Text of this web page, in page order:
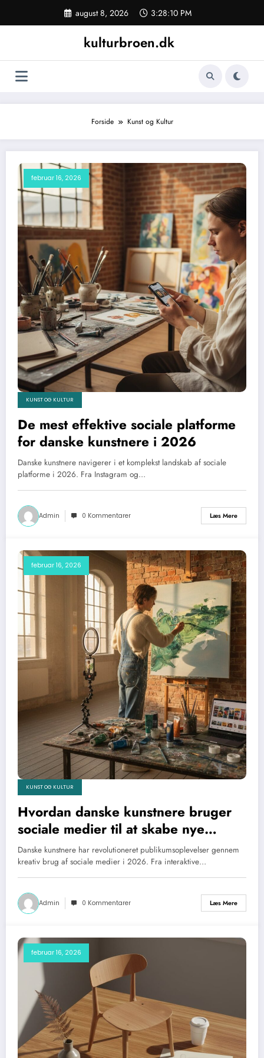
indhold
august 8, 2026 3:28:11 PM
kulturbroen.dk
Forside Kunst og Kultur
februar 16, 2026
KUNST OG KULTUR
De mest effektive sociale platforme
for danske kunstnere i 2026
Danske kunstnere navigerer i et komplekst landskab af sociale
platforme i 2026. Fra Instagram og…
Admin 0 Kommentarer Læs Mere
februar 16, 2026
KUNST OG KULTUR
Hvordan danske kunstnere bruger
sociale medier til at skabe nye
publikumsoplevelser
Danske kunstnere har revolutioneret publikumsoplevelser gennem
kreativ brug af sociale medier i 2026. Fra interaktive…
Admin 0 Kommentarer Læs Mere
februar 16, 2026